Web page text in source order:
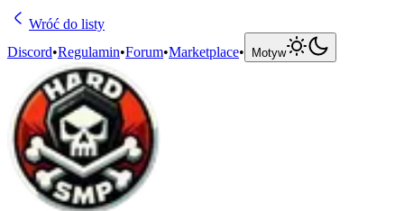
Wróć do listy
Discord•Regulamin•Forum•Marketplace• Motyw